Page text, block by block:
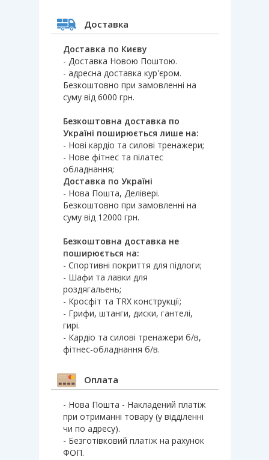
Доставка
Доставка по Києву
- Доставка Новою Поштою.
- адресна доставка кур'єром.
Безкоштовно при замовленні на
суму від 6000 грн.
Безкоштовна доставка по
Україні поширюється лише на:
- Нові кардіо та силові тренажери;
- Нове фітнес та пілатес
обладнання;
Доставка по Україні
- Нова Пошта, Делівері.
Безкоштовно при замовленні на
суму від 12000 грн.
Безкоштовна доставка не
поширюється на:
- Спортивні покриття для підлоги;
- Шафи та лавки для
роздягальень;
- Кросфіт та TRX конструкції;
- Грифи, штанги, диски, гантелі,
гирі.
- Кардіо та силові тренажери б/в,
фітнес-обладнання б/в.
Оплата
- Нова Пошта - Накладений платіж
при отриманні товару (у відділенні
чи по адресу).
- Безготівковий платіж на рахунок
ФОП.